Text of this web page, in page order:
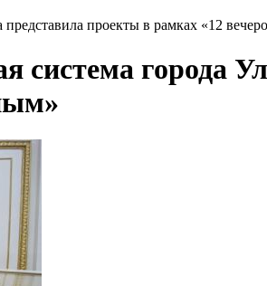
проекты в рамках «12
система города